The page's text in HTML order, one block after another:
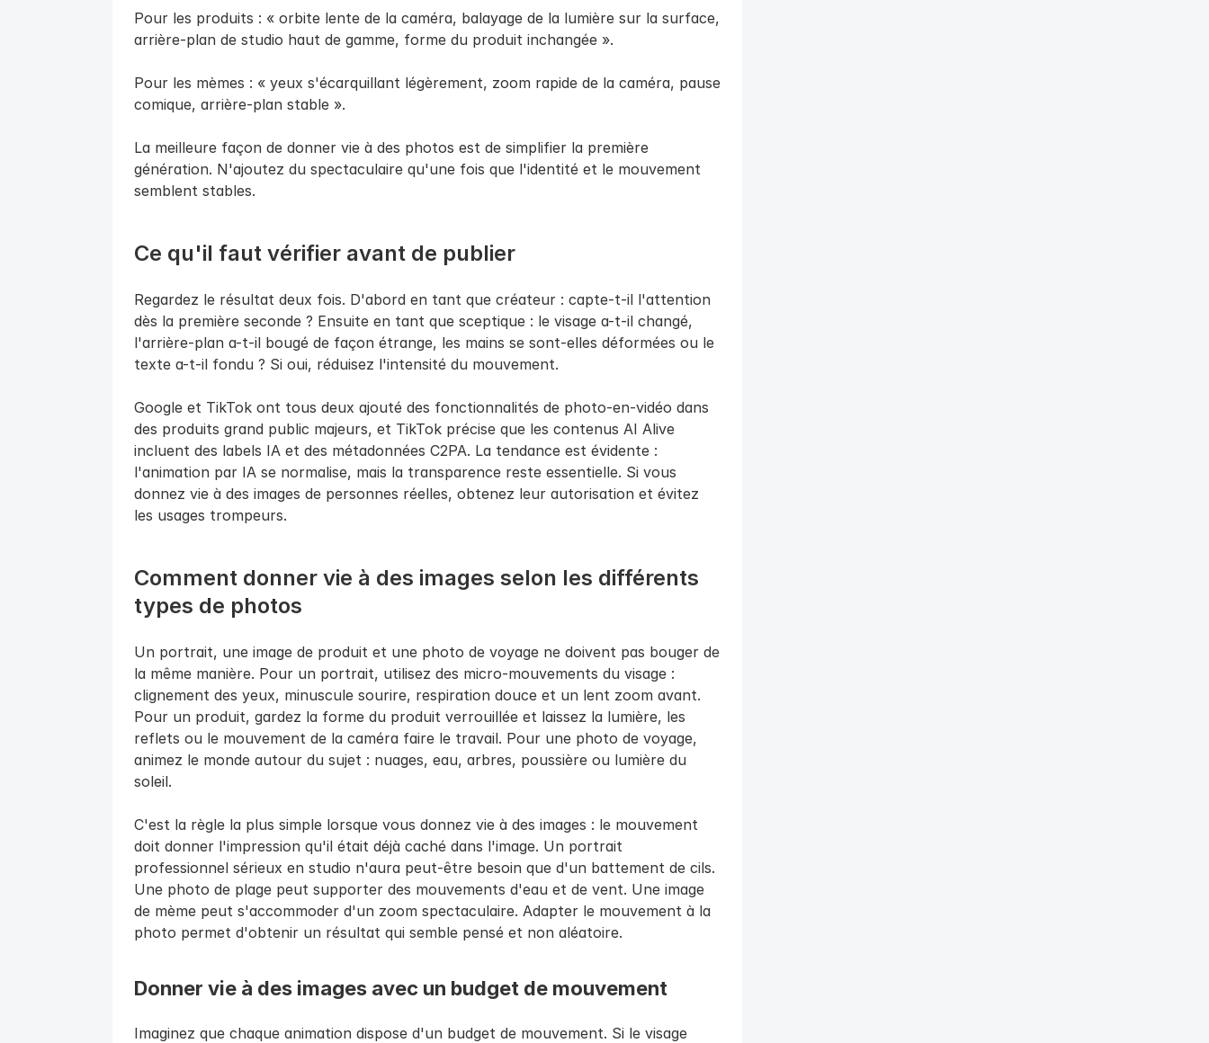
Pour les produits : « orbite lente de la caméra, balayage de la lumière sur la surface,
arrière-plan de studio haut de gamme, forme du produit inchangée ».
Pour les mèmes : « yeux s'écarquillant légèrement, zoom rapide de la caméra, pause
comique, arrière-plan stable ».
La meilleure façon de donner vie à des photos est de simplifier la première
génération. N'ajoutez du spectaculaire qu'une fois que l'identité et le mouvement
semblent stables.
Ce qu'il faut vérifier avant de publier
Regardez le résultat deux fois. D'abord en tant que créateur : capte-t-il l'attention
dès la première seconde ? Ensuite en tant que sceptique : le visage a-t-il changé,
l'arrière-plan a-t-il bougé de façon étrange, les mains se sont-elles déformées ou le
texte a-t-il fondu ? Si oui, réduisez l'intensité du mouvement.
Google et TikTok ont tous deux ajouté des fonctionnalités de photo-en-vidéo dans
des produits grand public majeurs, et TikTok précise que les contenus AI Alive
incluent des labels IA et des métadonnées C2PA. La tendance est évidente :
l'animation par IA se normalise, mais la transparence reste essentielle. Si vous
donnez vie à des images de personnes réelles, obtenez leur autorisation et évitez
les usages trompeurs.
Comment donner vie à des images selon les différents
types de photos
Un portrait, une image de produit et une photo de voyage ne doivent pas bouger de
la même manière. Pour un portrait, utilisez des micro-mouvements du visage :
clignement des yeux, minuscule sourire, respiration douce et un lent zoom avant.
Pour un produit, gardez la forme du produit verrouillée et laissez la lumière, les
reflets ou le mouvement de la caméra faire le travail. Pour une photo de voyage,
animez le monde autour du sujet : nuages, eau, arbres, poussière ou lumière du
soleil.
C'est la règle la plus simple lorsque vous donnez vie à des images : le mouvement
doit donner l'impression qu'il était déjà caché dans l'image. Un portrait
professionnel sérieux en studio n'aura peut-être besoin que d'un battement de cils.
Une photo de plage peut supporter des mouvements d'eau et de vent. Une image
de mème peut s'accommoder d'un zoom spectaculaire. Adapter le mouvement à la
photo permet d'obtenir un résultat qui semble pensé et non aléatoire.
Donner vie à des images avec un budget de mouvement
Imaginez que chaque animation dispose d'un budget de mouvement. Si le visage